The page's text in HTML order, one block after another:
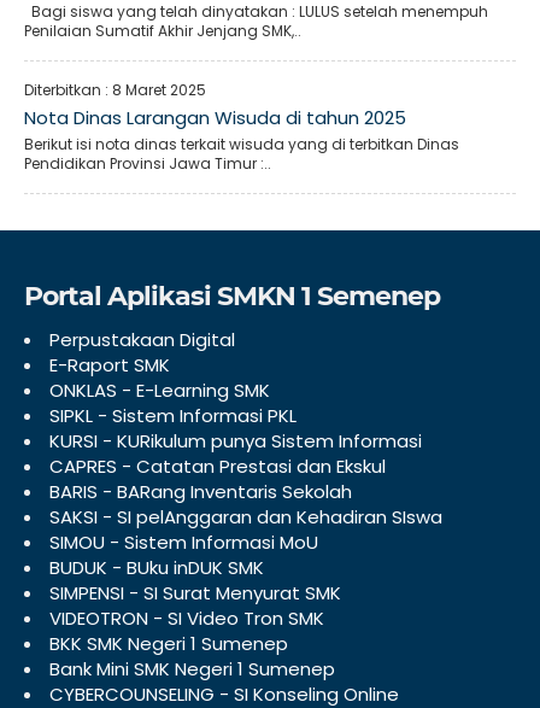
Bagi siswa yang telah dinyatakan : LULUS setelah menempuh
Penilaian Sumatif Akhir Jenjang SMK,..
Diterbitkan : 8 Maret 2025
Nota Dinas Larangan Wisuda di tahun 2025
Berikut isi nota dinas terkait wisuda yang di terbitkan Dinas
Pendidikan Provinsi Jawa Timur :..
Portal Aplikasi SMKN 1 Semenep
Perpustakaan Digital
E-Raport SMK
ONKLAS - E-Learning SMK
SIPKL - Sistem Informasi PKL
KURSI - KURikulum punya Sistem Informasi
CAPRES - Catatan Prestasi dan Ekskul
BARIS - BARang Inventaris Sekolah
SAKSI - SI pelAnggaran dan Kehadiran SIswa
SIMOU - Sistem Informasi MoU
BUDUK - BUku inDUK SMK
SIMPENSI - SI Surat Menyurat SMK
VIDEOTRON - SI Video Tron SMK
BKK SMK Negeri 1 Sumenep
Bank Mini SMK Negeri 1 Sumenep
CYBERCOUNSELING - SI Konseling Online